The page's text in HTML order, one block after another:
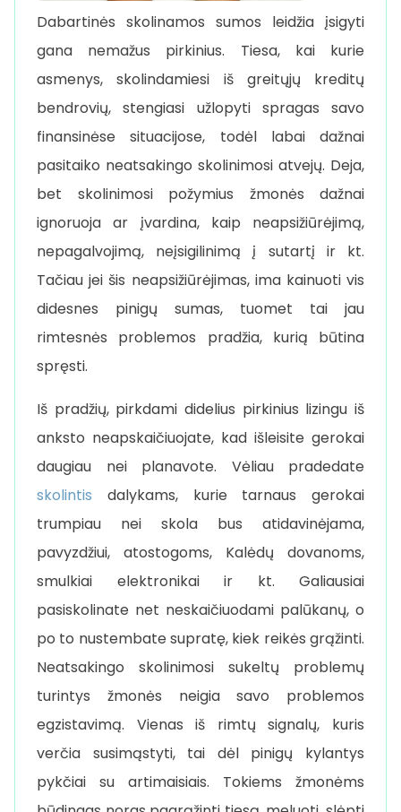
Dabartinės skolinamos sumos leidžia įsigyti
gana nemažus pirkinius. Tiesa, kai kurie
asmenys, skolindamiesi iš greitųjų kreditų
bendrovių, stengiasi užlopyti spragas savo
finansinėse situacijose, todėl labai dažnai
pasitaiko neatsakingo skolinimosi atvejų. Deja,
bet skolinimosi požymius žmonės dažnai
ignoruoja ar įvardina, kaip neapsižiūrėjimą,
nepagalvojimą, neįsigilinimą į sutartį ir kt.
Tačiau jei šis neapsižiūrėjimas, ima kainuoti vis
didesnes pinigų sumas, tuomet tai jau
rimtesnės problemos pradžia, kurią būtina
spręsti.
Iš pradžių, pirkdami didelius pirkinius lizingu iš
anksto neapskaičiuojate, kad išleisite gerokai
daugiau nei planavote. Vėliau pradedate
skolintis dalykams, kurie tarnaus gerokai
trumpiau nei skola bus atidavinėjama,
pavyzdžiui, atostogoms, Kalėdų dovanoms,
smulkiai elektronikai ir kt. Galiausiai
pasiskolinate net neskaičiuodami palūkanų, o
po to nustembate supratę, kiek reikės grąžinti.
Neatsakingo skolinimosi sukeltų problemų
turintys žmonės neigia savo problemos
egzistavimą. Vienas iš rimtų signalų, kuris
verčia susimąstyti, tai dėl pinigų kylantys
pykčiai su artimaisiais. Tokiems žmonėms